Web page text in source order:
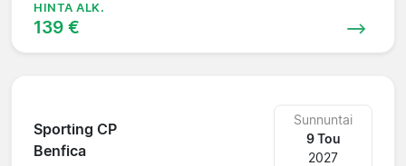
HINTA ALK.
139 €
Sporting CP
Benfica
Sunnuntai
9 Tou
2027